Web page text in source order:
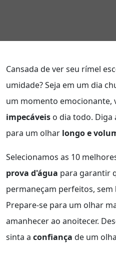
Cansada de ver seu rímel
umidade? Seja em um dia
um momento emocionante,
impecáveis o dia todo. Diga
para um olhar longo e
Selecionamos as 10
prova d'água para garantir
permaneçam perfeitos,
Prepare-se para um olhar
amanhecer ao anoitecer.
sinta a confiança de um